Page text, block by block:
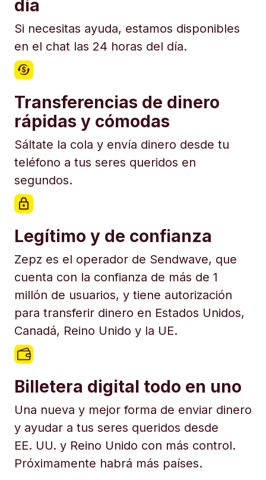
día
Si necesitas ayuda, estamos disponibles
en el chat las 24 horas del día.
Transferencias de dinero
rápidas y cómodas
Sáltate la cola y envía dinero desde tu
teléfono a tus seres queridos en
segundos.
Legítimo y de confianza
Zepz es el operador de Sendwave, que
cuenta con la confianza de más de 1
millón de usuarios, y tiene autorización
para transferir dinero en Estados Unidos,
Canadá, Reino Unido y la UE.
Billetera digital todo en uno
Una nueva y mejor forma de enviar dinero
y ayudar a tus seres queridos desde
EE. UU. y Reino Unido con más control.
Próximamente habrá más países.